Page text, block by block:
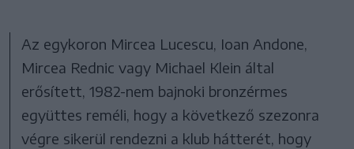
Az egykoron Mircea Lucescu, Ioan Andone,
Mircea Rednic vagy Michael Klein által
erősített, 1982-nem bajnoki bronzérmes
együttes reméli, hogy a következő szezonra
végre sikerül rendezni a klub hátterét, hogy